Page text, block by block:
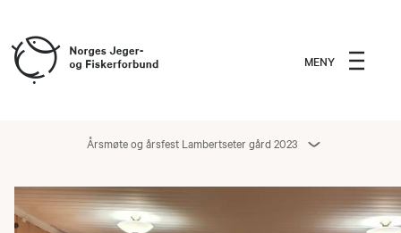
MENY
Årsmøte og årsfest Lambertseter gård 2023